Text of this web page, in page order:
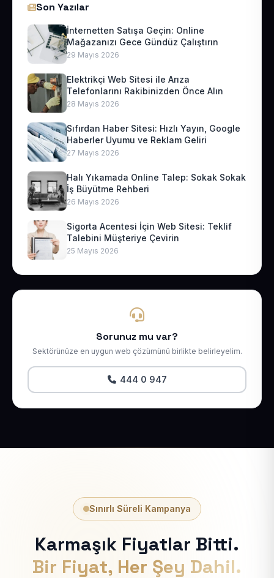
Son Yazılar
İnternetten Satışa Geçin: Online
Mağazanızı Gece Gündüz Çalıştırın
29 Mayıs 2026
Elektrikçi Web Sitesi ile Arıza
Telefonlarını Rakibinizden Önce Alın
28 Mayıs 2026
Sıfırdan Haber Sitesi: Hızlı Yayın, Google
Haberler Uyumu ve Reklam Geliri
27 Mayıs 2026
Halı Yıkamada Online Talep: Sokak Sokak
İş Büyütme Rehberi
26 Mayıs 2026
Sigorta Acentesi İçin Web Sitesi: Teklif
Talebini Müşteriye Çevirin
25 Mayıs 2026
Sorunuz mu var?
Sektörünüze en uygun web çözümünü birlikte belirleyelim.
444 0 947
Sınırlı Süreli Kampanya
Karmaşık Fiyatlar Bitti.
Bir Fiyat, Her Şey Dahil.